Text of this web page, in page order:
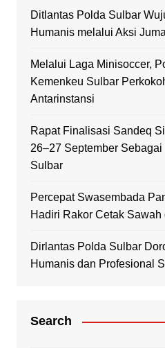
Ditlantas Polda Sulbar
Humanis melalui Aksi
Melalui Laga Minisoccer,
Kemenkeu Sulbar
Antarinstansi
Rapat Finalisasi Sandeq
26–27 September
Sulbar
Percepat Swasembada
Hadiri Rakor Cetak
Dirlantas Polda Sulbar
Humanis dan Profesional
Search